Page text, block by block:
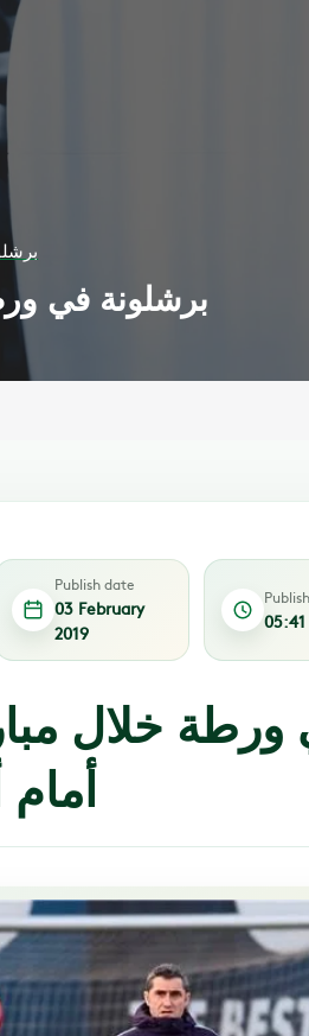
برشلونة في
Publish date
03 February
2019
خلال
أمام